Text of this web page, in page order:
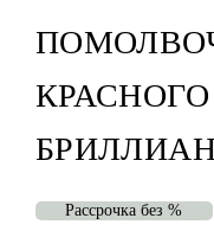
Рассрочка без %